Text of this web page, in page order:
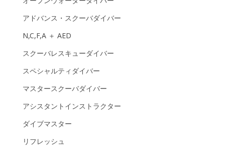
アドバンス・スクーバダイバー
N,C,F,A ＋ AED
スクーバレスキューダイバー
スペシャルティダイバー
マスタースクーバダイバー
アシスタントインストラクター
ダイブマスター
リフレッシュ